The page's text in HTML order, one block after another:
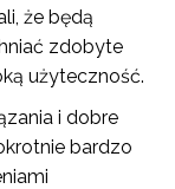
że będą
zdobyte
użyteczność.
i dobre
bardzo